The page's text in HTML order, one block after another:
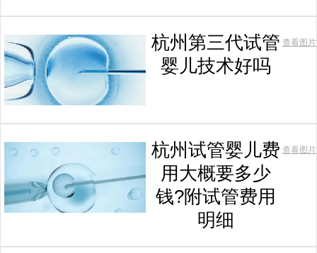
杭州第三代试管
婴儿技术好吗
查看图片
杭州试管婴儿费
用大概要多少
钱?附试管费用
明细
查看图片